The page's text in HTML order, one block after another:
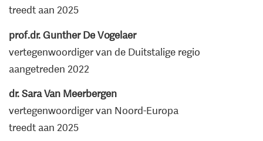
treedt aan 2025
prof.dr. Gunther De Vogelaer
vertegenwoordiger van de Duitstalige regio
aangetreden 2022
dr. Sara Van Meerbergen
vertegenwoordiger van Noord-Europa
treedt aan 2025